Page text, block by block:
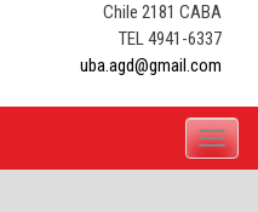
Chile 2181 CABA
TEL 4941-6337
uba.agd@gmail.com
Toggle